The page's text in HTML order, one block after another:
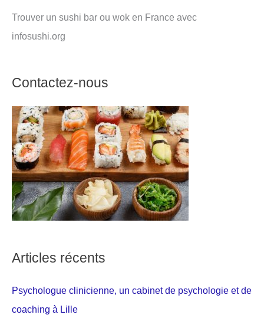
Trouver un sushi bar ou wok en France avec
infosushi.org
Contactez-nous
Articles récents
Psychologue clinicienne, un cabinet de psychologie et de
coaching à Lille